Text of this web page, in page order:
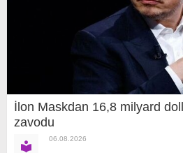
İlon Maskdan 16,8 milyard
zavodu
06.08.2026